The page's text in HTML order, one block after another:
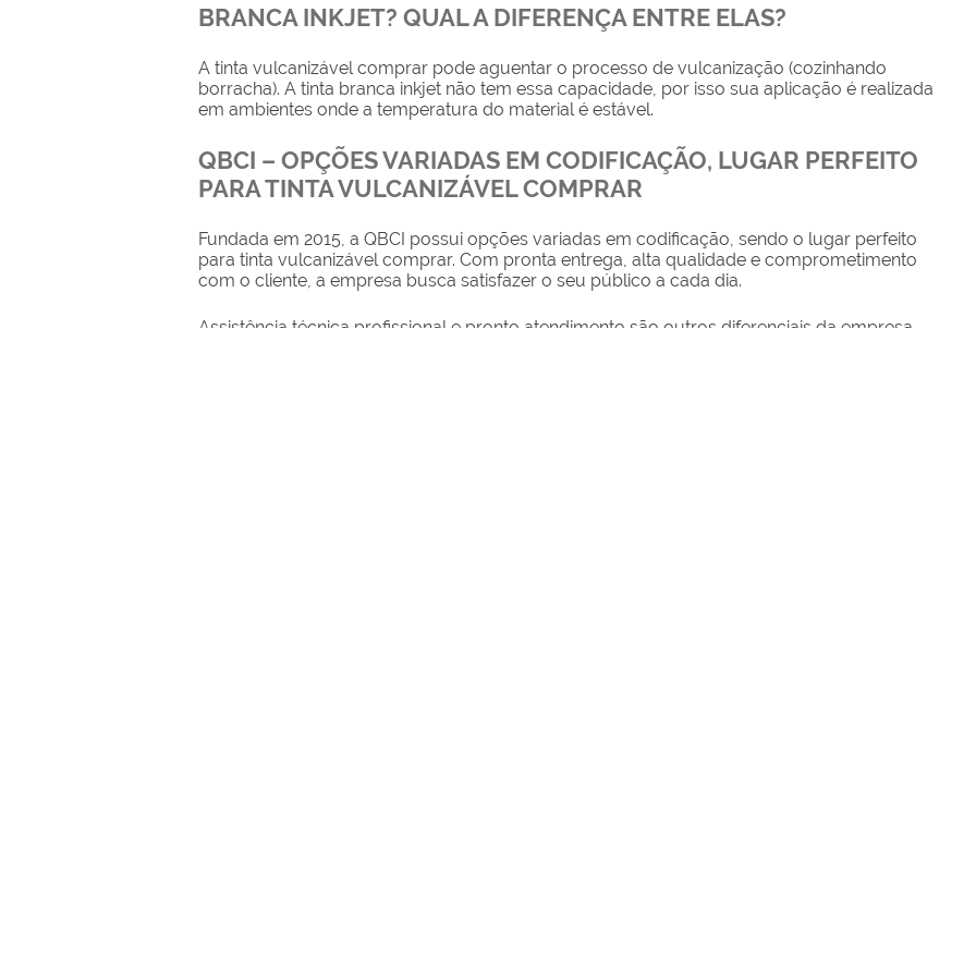
BRANCA INKJET? QUAL A DIFERENÇA ENTRE ELAS?
A tinta vulcanizável comprar pode aguentar o processo de vulcanização (cozinhando
borracha). A tinta branca inkjet não tem essa capacidade, por isso sua aplicação é realizada
em ambientes onde a temperatura do material é estável.
QBCI – OPÇÕES VARIADAS EM CODIFICAÇÃO, LUGAR PERFEITO
PARA TINTA VULCANIZÁVEL COMPRAR
Fundada em 2015, a QBCI possui opções variadas em codificação, sendo o lugar perfeito
para tinta vulcanizável comprar. Com pronta entrega, alta qualidade e comprometimento
com o cliente, a empresa busca satisfazer o seu público a cada dia.
Assistência técnica profissional e pronto atendimento são outros diferenciais da empresa,